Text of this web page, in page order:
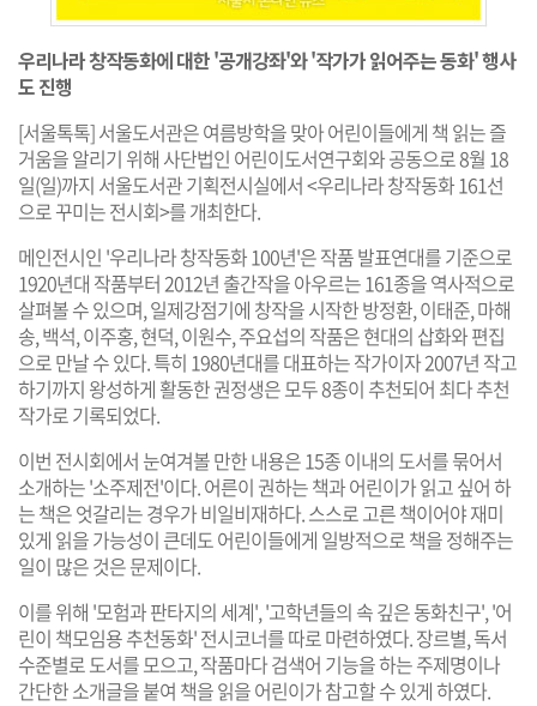
우리나라 창작동화에 대한 '공개강좌'와 '작가가 읽어주는 동화' 행사
도 진행
[서울톡톡] 서울도서관은 여름방학을 맞아 어린이들에게 책 읽는 즐
거움을 알리기 위해 사단법인 어린이도서연구회와 공동으로 8월 18
일(일)까지 서울도서관 기획전시실에서 <우리나라 창작동화 161선
으로 꾸미는 전시회>를 개최한다.
메인전시인 '우리나라 창작동화 100년'은 작품 발표연대를 기준으로
1920년대 작품부터 2012년 출간작을 아우르는 161종을 역사적으로
살펴볼 수 있으며, 일제강점기에 창작을 시작한 방정환, 이태준, 마해
송, 백석, 이주홍, 현덕, 이원수, 주요섭의 작품은 현대의 삽화와 편집
으로 만날 수 있다. 특히 1980년대를 대표하는 작가이자 2007년 작고
하기까지 왕성하게 활동한 권정생은 모두 8종이 추천되어 최다 추천
작가로 기록되었다.
이번 전시회에서 눈여겨볼 만한 내용은 15종 이내의 도서를 묶어서
소개하는 '소주제전'이다. 어른이 권하는 책과 어린이가 읽고 싶어 하
는 책은 엇갈리는 경우가 비일비재하다. 스스로 고른 책이어야 재미
있게 읽을 가능성이 큰데도 어린이들에게 일방적으로 책을 정해주는
일이 많은 것은 문제이다.
이를 위해 '모험과 판타지의 세계', '고학년들의 속 깊은 동화친구', '어
린이 책모임용 추천동화' 전시코너를 따로 마련하였다. 장르별, 독서
수준별로 도서를 모으고, 작품마다 검색어 기능을 하는 주제명이나
간단한 소개글을 붙여 책을 읽을 어린이가 참고할 수 있게 하였다.